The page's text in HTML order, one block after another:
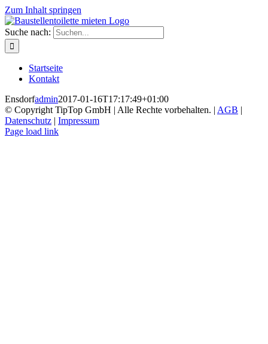
Zum Inhalt springen
Suche nach:
Startseite
Kontakt
Ensdorfadmin2017-01-16T17:17:49+01:00
© Copyright TipTop GmbH | Alle Rechte vorbehalten. | AGB |
Datenschutz | Impressum
Page load link